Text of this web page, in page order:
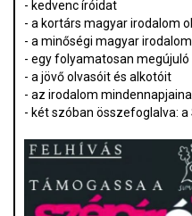
- kedvenc íróidat
- a kortárs magyar irodalom
- a minőségi magyar
- egy folyamatosan
- a jövő olvasóit és alkotóit
- az irodalom
- két szóban összefoglalva: